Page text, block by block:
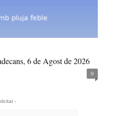
6 de Agost de 2026
0
-